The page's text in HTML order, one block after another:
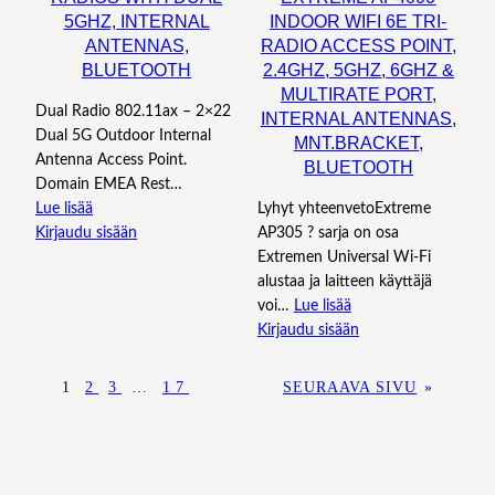
5GHZ, INTERNAL
ANTENNAS,
BLUETOOTH
Dual Radio 802.11ax – 2×22
Dual 5G Outdoor Internal
Antenna Access Point.
Domain EMEA Rest…
Lue lisää
Kirjaudu sisään
INDOOR WIFI 6E TRI-
RADIO ACCESS POINT,
2.4GHZ, 5GHZ, 6GHZ &
MULTIRATE PORT,
INTERNAL ANTENNAS,
MNT.BRACKET,
BLUETOOTH
Lyhyt yhteenvetoExtreme
AP305 ? sarja on osa
Extremen Universal Wi-Fi
alustaa ja laitteen käyttäjä
voi… Lue lisää
Kirjaudu sisään
1 2 3 17 SEURAAVA SIVU »